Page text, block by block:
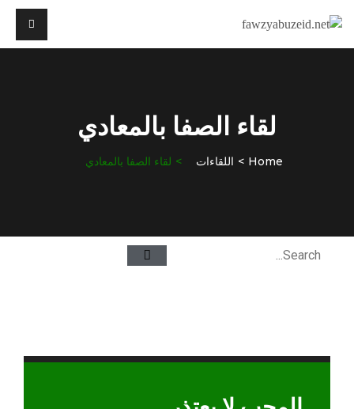
لقاء الصفا بالمعادي
Home اللقاءات لقاء الصفا بالمعادي